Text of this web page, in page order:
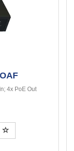
4x PoE Out